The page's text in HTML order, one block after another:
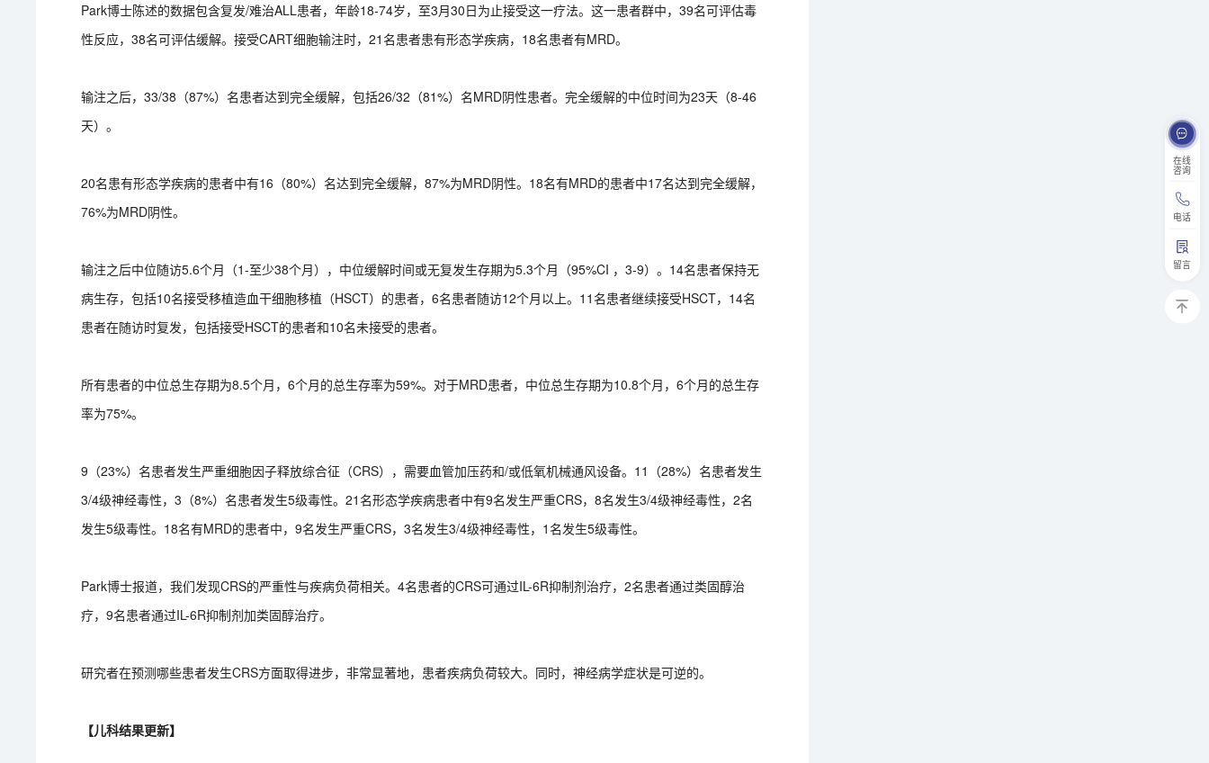
在线
咨询
电话
留言
Park博士陈述的数据包含复发/难治ALL患者，年龄18-74岁，至3月30日为止接受这一疗法。这一患者群中，39名可评估毒
性反应，38名可评估缓解。接受CART细胞输注时，21名患者患有形态学疾病，18名患者有MRD。
输注之后，33/38（87%）名患者达到完全缓解，包括26/32（81%）名MRD阴性患者。完全缓解的中位时间为23天（8-46
天）。
20名患有形态学疾病的患者中有16（80%）名达到完全缓解，87%为MRD阴性。18名有MRD的患者中17名达到完全缓解，
76%为MRD阴性。
输注之后中位随访5.6个月（1-至少38个月），中位缓解时间或无复发生存期为5.3个月（95%CI ，3-9）。14名患者保持无
病生存，包括10名接受移植造血干细胞移植（HSCT）的患者，6名患者随访12个月以上。11名患者继续接受HSCT，14名
患者在随访时复发，包括接受HSCT的患者和10名未接受的患者。
所有患者的中位总生存期为8.5个月，6个月的总生存率为59%。对于MRD患者，中位总生存期为10.8个月，6个月的总生存
率为75%。
9（23%）名患者发生严重细胞因子释放综合征（CRS），需要血管加压药和/或低氧机械通风设备。11（28%）名患者发生
3/4级神经毒性，3（8%）名患者发生5级毒性。21名形态学疾病患者中有9名发生严重CRS，8名发生3/4级神经毒性，2名
发生5级毒性。18名有MRD的患者中，9名发生严重CRS，3名发生3/4级神经毒性，1名发生5级毒性。
Park博士报道，我们发现CRS的严重性与疾病负荷相关。4名患者的CRS可通过IL-6R抑制剂治疗，2名患者通过类固醇治
疗，9名患者通过IL-6R抑制剂加类固醇治疗。
研究者在预测哪些患者发生CRS方面取得进步，非常显著地，患者疾病负荷较大。同时，神经病学症状是可逆的。
【儿科结果更新】